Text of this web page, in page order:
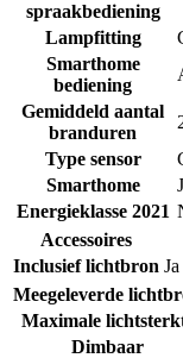
spraakbediening
Lampfitting
Smarthome
bediening
Gemiddeld aantal
branduren
Type sensor
Smarthome
Energieklasse 2021
Accessoires
Inclusief lichtbron Ja
Meegeleverde
Maximale
Dimbaar